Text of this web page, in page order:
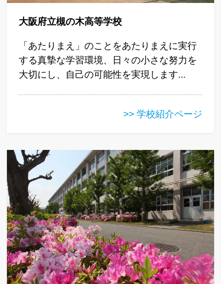
大阪府立槻の木高等学校
「あたりまえ」のことをあたりまえに実行
する真摯な学習環境、日々の小さな努力を
大切にし、自己の可能性を実現します...
>> 学校紹介ページ